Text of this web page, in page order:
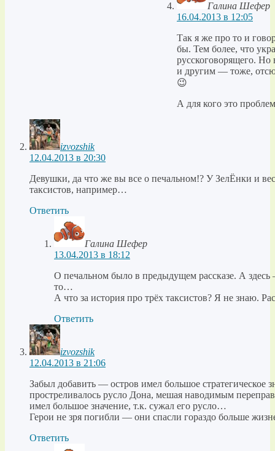
Галина Шефер
16.04.2013 в 12:05
Так я же про то и
бы. Тем более, что
русскоговорящего. Но
и другим — тоже,
😉
А для кого это
izvozshik
12.04.2013 в 20:30
Девушки, да что же вы все о печальном!? У ЗелЁнки и
таксистов, например…
Ответить
Галина Шефер
13.04.2013 в 18:12
О печальном было в предыдущем рассказе. А
то…
А что за история про трёх таксистов? Я не знаю.
Ответить
izvozshik
12.04.2013 в 21:06
Забыл добавить — остров имел большое стратегическое
простреливалось русло Дона, мешая наводимым
имел большое значение, т.к. сужал его русло…
Герои не зря погибли — они спасли гораздо больше
Ответить